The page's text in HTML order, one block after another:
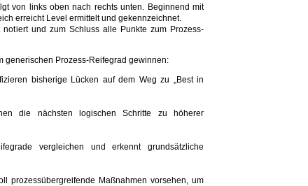
von links oben nach rechts unten. Beginnend mit
erreicht Level ermittelt und gekennzeichnet.
und zum Schluss alle Punkte zum Prozess-
generischen Prozess-Reifegrad gewinnen:
bisherige Lücken auf dem Weg zu „Best in
die nächsten logischen Schritte zu höherer
vergleichen und erkennt grundsätzliche
prozessübergreifende Maßnahmen vorsehen, um